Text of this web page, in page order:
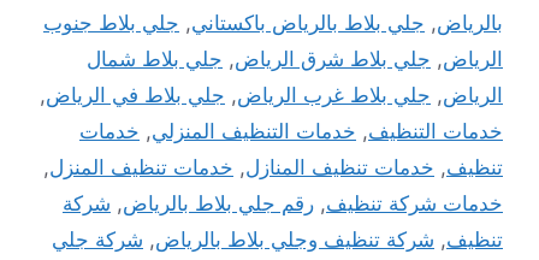
بالرياض, جلي بلاط بالرياض باكستاني, جلي بلاط جنوب
الرياض, جلي بلاط شرق الرياض, جلي بلاط شمال
الرياض, جلي بلاط غرب الرياض, جلي بلاط في الرياض,
خدمات التنظيف, خدمات التنظيف المنزلي, خدمات
تنظيف, خدمات تنظيف المنازل, خدمات تنظيف المنزل,
خدمات شركة تنظيف, رقم جلي بلاط بالرياض, شركة
تنظيف, شركة تنظيف وجلي بلاط بالرياض, شركة جلي